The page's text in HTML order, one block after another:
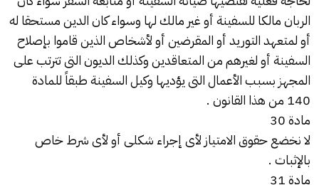
الربان مالكا للسفينة أو غير مالك لها وسواء كان الدين مستحقا له
أو لمتعهد التوريد أو المقرضين أو لأشخاص الذين قاموا بإصلاح
السفينة أو لغيرهم من المتعاقدين وكذلك الديون التى تترتب على
المجهز بسبب الأعمال التى يؤديها وكيل السفينة طبقاً للمادة
140 من هذا القانون .
مادة 30
لا نخضع حقوق الامتياز لأى إجراء شكلى أو لأى شرط خاص
بالإثبات .
مادة 31